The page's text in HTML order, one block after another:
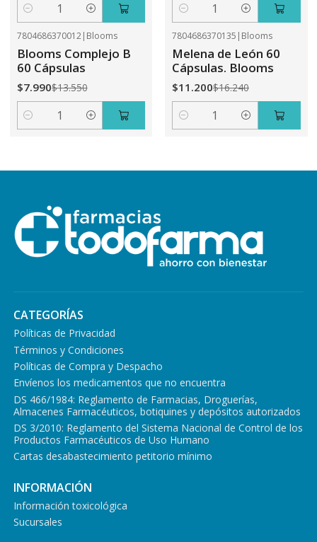
Cantidad Cantidad
7804686370012| Blooms
Blooms Complejo B
60 Cápsulas
$7.990$13.550
Cantidad
7804686370135 | Blooms
Melena de León 60
Cápsulas. Blooms
$11.200$16.240
Cantidad
CATEGORÍAS
Políticas de Privacidad
Términos y Condiciones
Políticas de Compra y Despacho
Envíenos los medicamentos que no encuentra
DS 466/1984: Reglamento de Farmacias, Droguerías,
Almacenes Farmacéuticos, botiquines y depósitos autorizados
DS 3/2010: Reglamento del Sistema Nacional de Control de los
Productos Farmacéuticos de Uso Humano
Cartas desabastecimiento petitorio mínimo
INFORMACIÓN
Información toxicológica
Sucursales